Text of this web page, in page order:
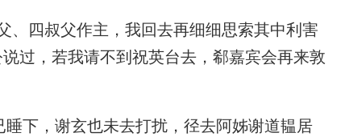
四叔父作主，我回去再细细思索其中利害
过，若我请不到祝英台去，郗嘉宾会再来敦
下，谢玄也未去打扰，径去阿姊谢道韫居